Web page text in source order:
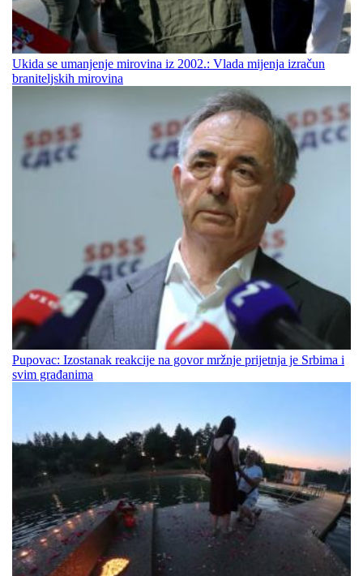
Ukida se umanjenje mirovina iz 2002.: Vlada mijenja izračun
braniteljskih mirovina
Pupovac: Izostanak reakcije na govor mržnje prijetnja je Srbima i
svim građanima